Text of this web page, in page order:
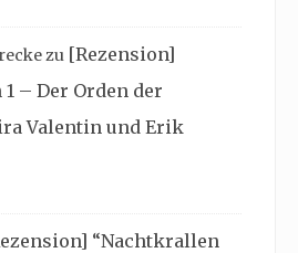
zu [Rezension]
– Der Orden der
Valentin und Erik
“Nachtkrallen